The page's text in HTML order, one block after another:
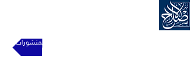
للعودة إلى المنشورات